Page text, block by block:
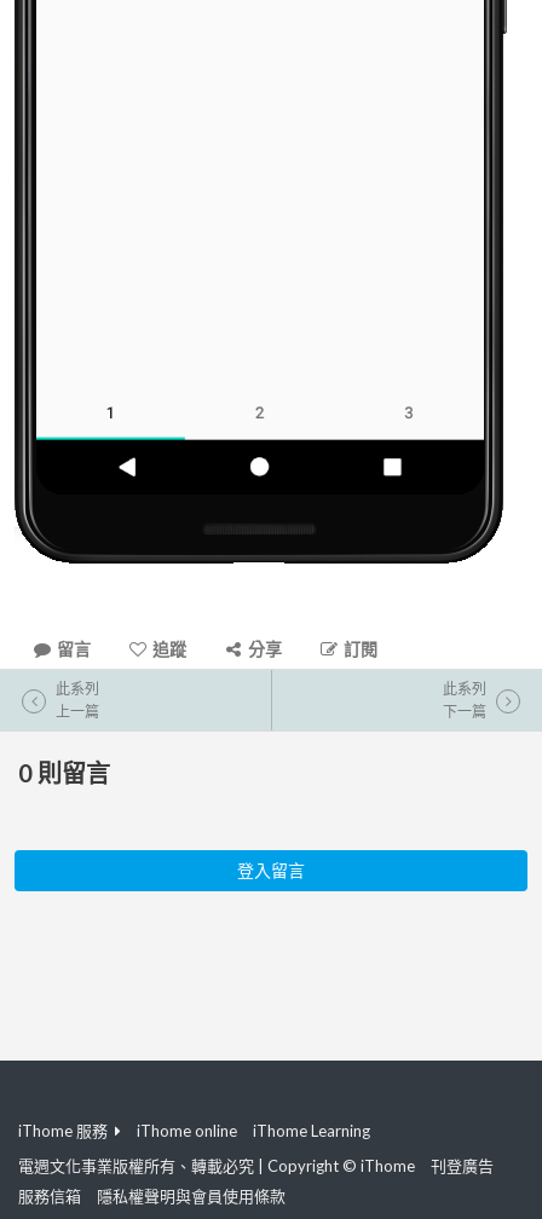
留言 追蹤 分享 訂閱
此系列
上一篇
此系列
下一篇
0 則留言
登入留言
iThome 服務 iThome online
iThome Learning
電週文化事業版權所有、轉載必究 | Copyright © iThome
刊登廣告
服務信箱
隱私權聲明與會員使用條款